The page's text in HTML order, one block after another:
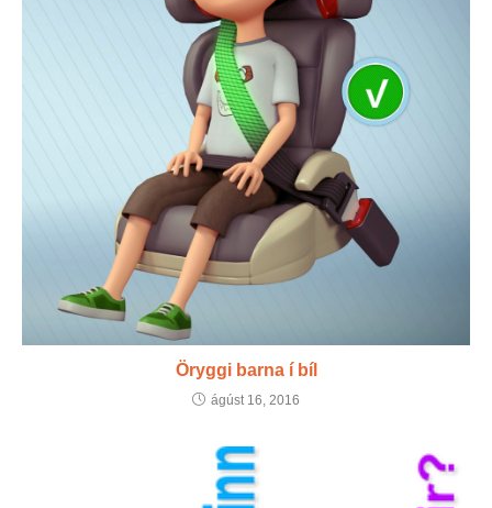
Öryggi barna í bíl
ágúst 16, 2016